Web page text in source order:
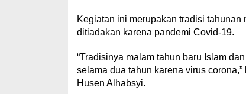
Kegiatan ini merupakan tradisi
ditiadakan karena pandemi Covid-19.
“Tradisinya malam tahun baru Islam
selama dua tahun karena virus
Husen Alhabsyi.